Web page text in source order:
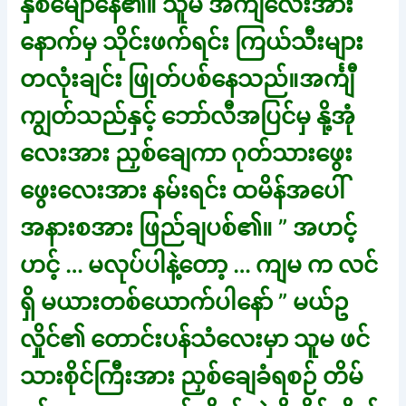
နောက်မှ သိုင်းဖက်ရင်း ကြယ်သီးများ
တလုံးချင်း ဖြုတ်ပစ်နေသည်။အင်္ကျီ
ကျွတ်သည်နှင့် ဘော်လီအပြင်မှ နို့အုံ
လေးအား ညှစ်ချေကာ ဂုတ်သားဖွေး
ဖွေးလေးအား နမ်းရင်း ထမိန်အပေါ်
အနားစအား ဖြည်ချပစ်၏။ ” အဟင့်
ဟင့် … မလုပ်ပါနဲ့တော့ … ကျမ က လင်
ရှိ မယားတစ်ယောက်ပါနော် ” မယ်ဥ
လှိုင်၏ တောင်းပန်သံလေးမှာ သူမ ဖင်
သားစိုင်ကြီးအား ညှစ်ချေခံရစဉ် တိမ်